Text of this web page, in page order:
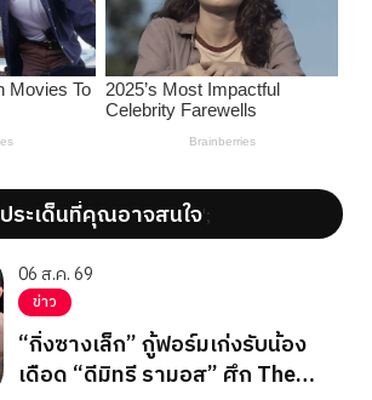
ประเด็นที่คุณอาจสนใจ';
06 ส.ค. 69
ข่าว
“กิ่งซางเล็ก” กู้ฟอร์มเก่งรับน้อง
เดือด “ดีมิทรี รามอส” ศึก The